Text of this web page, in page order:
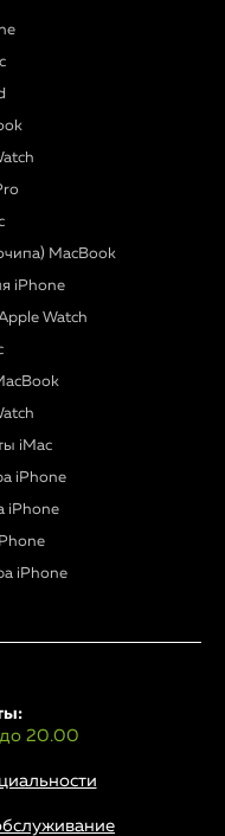
MacBook
iPhone
Watch
iMac
iPhone
iPhone
iPhone
20.00